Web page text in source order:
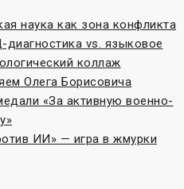
наука как зона конфликта
vs. языковое
коллаж
Олега Борисовича
«За активную военно-
ИИ» — игра в жмурки